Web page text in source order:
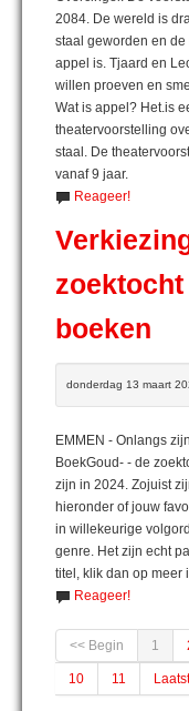
2084. De wereld is
staal geworden en
appel is. Tjaard en
willen proeven en
Wat is appel? Het.is
theatervoorstelling
staal. De
vanaf 9 jaar.
Reageer!
boeken
donderdag 13 maart
EMMEN - Onlangs
BoekGoud- - de
zijn in 2024. Zojuist
hieronder of jouw
in willekeurige
genre. Het zijn echt
titel, klik dan op meer
Reageer!
<< Begin 1
10 11